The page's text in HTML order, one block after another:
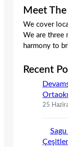
Meet The
We cover
We are three
harmony to
Recent
25